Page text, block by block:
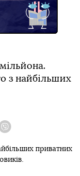
з найбільших
приватних